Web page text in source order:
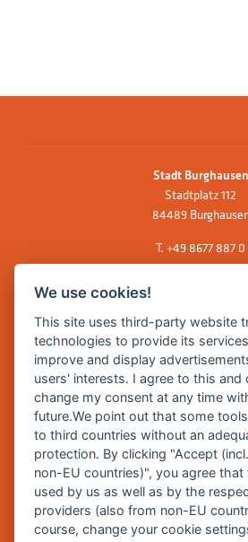
Stadt Burghausen
Stadtplatz 112
84489
T. +49 8677 887 0
E Mail:
Zentrale Webseite der Stadt
Burghausen in leichter
So funktioniert
Inhalte von
We use cookies!
This site uses third-party website
technologies to provide its
improve and display
users' interests. I agree to this and
change my consent at any time
future.We point out that some
to third countries without an
protection. By clicking "Accept
non-EU countries)", you agree
used by us as well as by the
providers (also from non-EU
course, change your cookie